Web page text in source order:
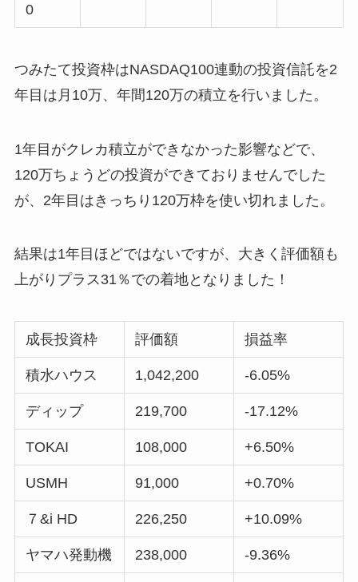
0
つみたて投資枠はNASDAQ100連動の投資信託を2
年目は月10万、年間120万の積立を行いました。
1年目がクレカ積立ができなかった影響などで、
120万ちょうどの投資ができておりませんでした
が、2年目はきっちり120万枠を使い切れました。
結果は1年目ほどではないですが、大きく評価額も
上がりプラス31％での着地となりました！
成長投資枠 評価額 損益率
積水ハウス 1,042,200 -6.05%
ディップ 219,700 -17.12%
TOKAI 108,000 +6.50%
USMH 91,000 +0.70%
７&i HD 226,250 +10.09%
ヤマハ発動機 238,000 -9.36%